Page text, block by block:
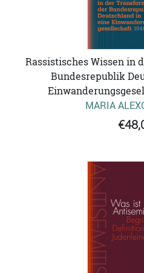
Rassistisches Wissen in
Bundesrepublik
MARIA